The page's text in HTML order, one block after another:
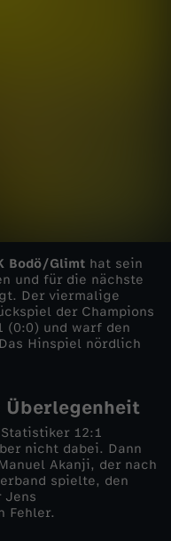
Bodö/Glimt hat sein
und für die nächste
Der viermalige
der Champions
(0:0) und warf den
Hinspiel nördlich
12:1
nicht dabei. Dann
Akanji, der nach
spielte, den
Jens
Fehler.